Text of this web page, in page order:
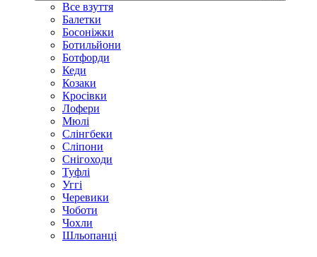
Все взуття
Балетки
Босоніжки
Ботильйони
Ботфорди
Кеди
Козаки
Кросівки
Лофери
Мюлі
Слінгбеки
Сліпони
Снігоходи
Туфлі
Уггі
Черевики
Чоботи
Чохли
Шльопанці